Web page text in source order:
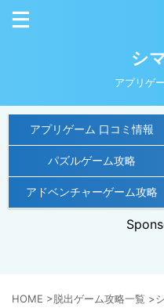
シ
アプリゲ
アプリゲーム 口コミ情報
パズルゲーム攻略
アドベンチャーゲーム攻略
HOME >脱出ゲーム攻略一覧 >